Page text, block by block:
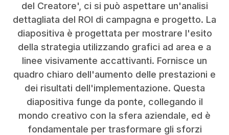
del Creatore', ci si può aspettare un'analisi
dettagliata del ROI di campagna e progetto. La
diapositiva è progettata per mostrare l'esito
della strategia utilizzando grafici ad area e a
linee visivamente accattivanti. Fornisce un
quadro chiaro dell'aumento delle prestazioni e
dei risultati dell'implementazione. Questa
diapositiva funge da ponte, collegando il
mondo creativo con la sfera aziendale, ed è
fondamentale per trasformare gli sforzi